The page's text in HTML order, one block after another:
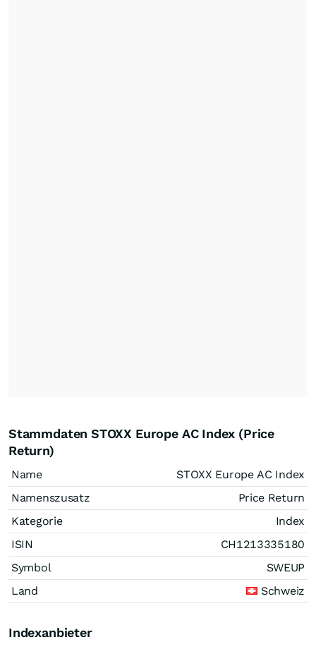
Stammdaten STOXX Europe AC Index (Price
Return)
Name
STOXX Europe AC Index
Namenszusatz
Price Return
Kategorie
Index
ISIN
CH1213335180
Symbol
SWEUP
Land
Schweiz
Indexanbieter